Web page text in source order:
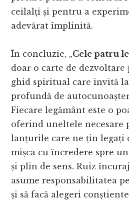
ceilalți și pentru a
adevărat împlinită.
În concluzie, „Cele patru
doar o carte de dezvoltare
ghid spiritual care invită
profundă de
Fiecare legământ este o
oferind uneltele necesare
lanțurile care ne țin legați
mișca cu încredere spre
și plin de sens. Ruiz
asume responsabilitatea
și să facă alegeri